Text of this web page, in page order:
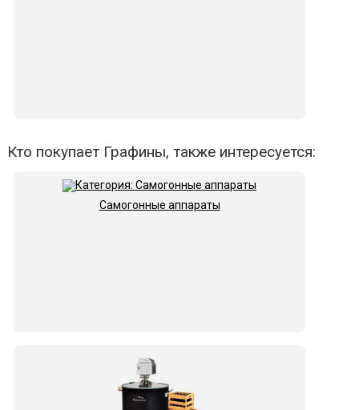
Кто покупает Графины, также интересуется:
Самогонные аппараты